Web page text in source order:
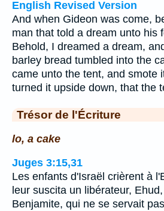
English Revised Version
And when Gideon was come,
man that told a dream unto his
Behold, I dreamed a dream,
barley bread tumbled into the
came unto the tent, and smote
turned it upside down, that the
Trésor de l'Écriture
lo, a cake
Juges 3:15,31
Les enfants d'Israël crièrent à
leur suscita un libérateur,
Benjamite, qui ne se servait